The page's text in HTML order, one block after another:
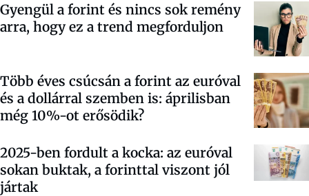
Gyengül a forint és nincs sok remény
arra, hogy ez a trend megforduljon
Több éves csúcsán a forint az euróval
és a dollárral szemben is: áprilisban
még 10%-ot erősödik?
2025-ben fordult a kocka: az euróval
sokan buktak, a forinttal viszont jól
jártak